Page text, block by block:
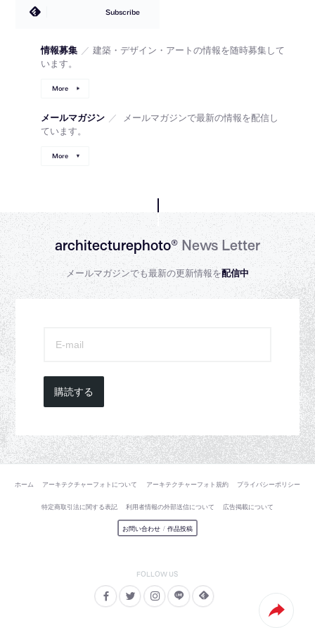
Subscribe
情報募集 ／ 建築・デザイン・アートの情報を随時募集して
います。
More
メールマガジン ／
メールマガジンで最新の情報を配信し
ています。
More
architecturephoto®News Letter
メールマガジンでも最新の更新情報を配信中
購読する
ホーム アーキテクチャーフォトについて アーキテクチャーフォト規約 プライバシーポリシー
特定商取引法に関する表記 利用者情報の外部送信について 広告掲載について
お問い合わせ / 作品投稿